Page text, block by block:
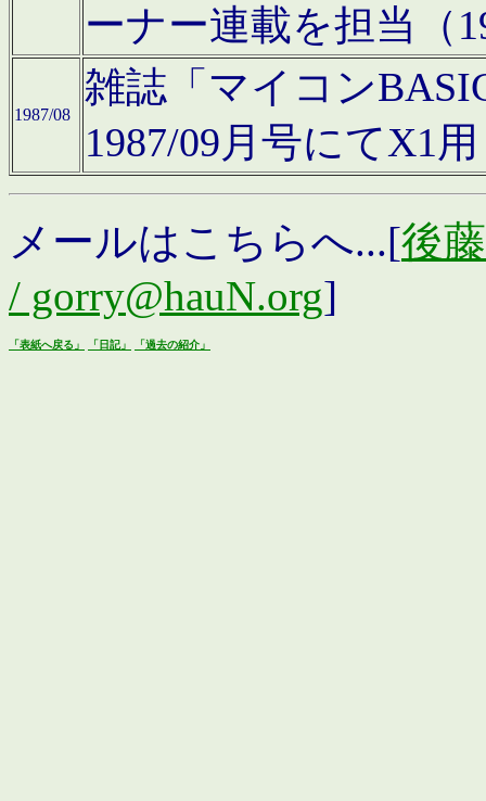
ーナー連載を担当（
1987/08
雑誌「マイコン
1987/09月号にてX1
メールはこちらへ...[後
/ gorry@hauN.org]
「表紙へ戻る」 「日記」 「過去の紹介」